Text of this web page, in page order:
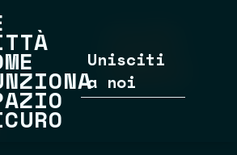
Unisciti
a noi
IS PART OF
SENSEMAKING